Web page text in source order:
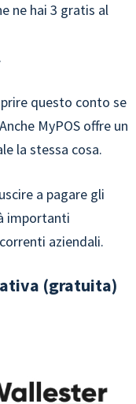
ne hai 3 gratis al
questo conto se
MyPOS offre un
la stessa cosa.
a pagare gli
importanti
aziendali.
(gratuita)